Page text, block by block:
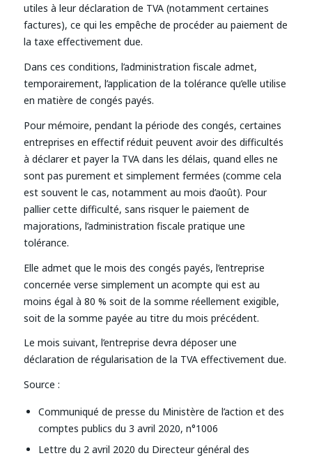
utiles à leur déclaration de TVA (notamment certaines
factures), ce qui les empêche de procéder au paiement de
la taxe effectivement due.
Dans ces conditions, l’administration fiscale admet,
temporairement, l’application de la tolérance qu’elle utilise
en matière de congés payés.
Pour mémoire, pendant la période des congés, certaines
entreprises en effectif réduit peuvent avoir des difficultés
à déclarer et payer la TVA dans les délais, quand elles ne
sont pas purement et simplement fermées (comme cela
est souvent le cas, notamment au mois d’août). Pour
pallier cette difficulté, sans risquer le paiement de
majorations, l’administration fiscale pratique une
tolérance.
Elle admet que le mois des congés payés, l’entreprise
concernée verse simplement un acompte qui est au
moins égal à 80 % soit de la somme réellement exigible,
soit de la somme payée au titre du mois précédent.
Le mois suivant, l’entreprise devra déposer une
déclaration de régularisation de la TVA effectivement due.
Source :
Communiqué de presse du Ministère de l’action et des
comptes publics du 3 avril 2020, n°1006
Lettre du 2 avril 2020 du Directeur général des